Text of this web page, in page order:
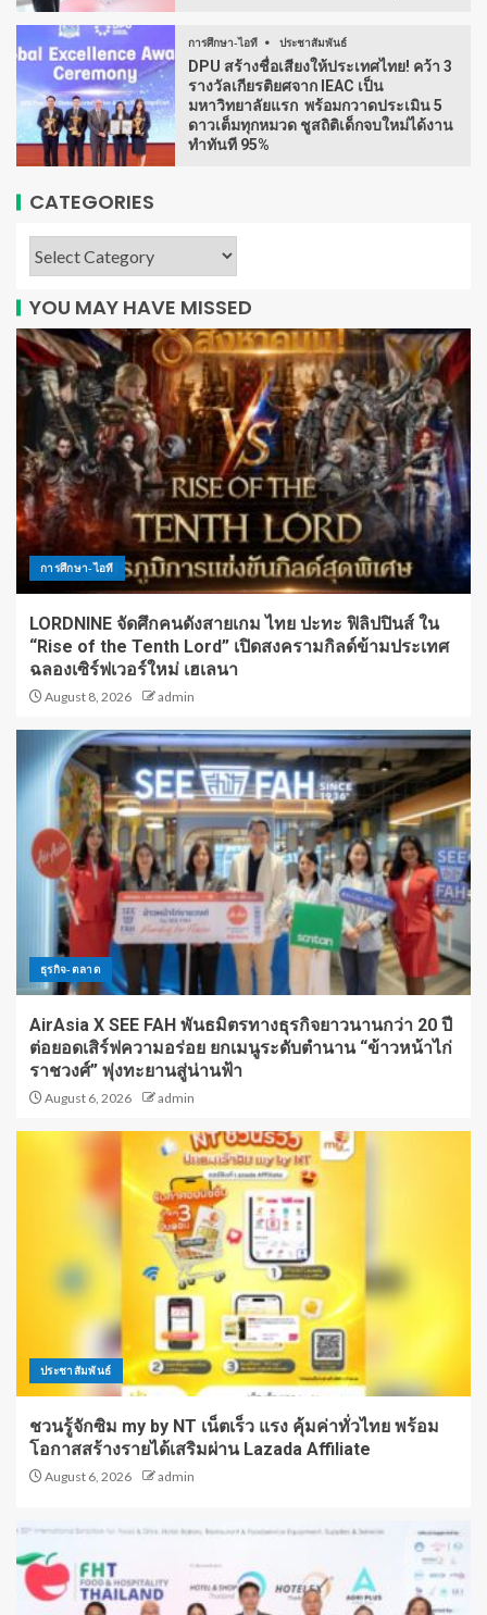
การศึกษา-ไอที ประชาสัมพันธ์
DPU สร้างชื่อเสียงให้ประเทศไทย! คว้า 3
รางวัลเกียรติยศจาก IEAC เป็น
มหาวิทยาลัยแรก พร้อมกวาดประเมิน 5
ดาวเต็มทุกหมวด ชูสถิติเด็กจบใหม่ได้งาน
ทำทันที 95%
CATEGORIES
YOU MAY HAVE MISSED
การศึกษา-ไอที
LORDNINE จัดศึกคนดังสายเกม ไทย ปะทะ ฟิลิปปินส์ ใน
“Rise of the Tenth Lord” เปิดสงครามกิลด์ข้ามประเทศ
ฉลองเซิร์ฟเวอร์ใหม่ เฮเลนา
August 8, 2026 admin
ธุรกิจ-ตลาด
AirAsia X SEE FAH พันธมิตรทางธุรกิจยาวนานกว่า 20 ปี
ต่อยอดเสิร์ฟความอร่อย ยกเมนูระดับตำนาน “ข้าวหน้าไก่
ราชวงศ์” พุ่งทะยานสู่น่านฟ้า
August 6, 2026 admin
ประชาสัมพันธ์
ชวนรู้จักซิม my by NT เน็ตเร็ว แรง คุ้มค่าทั่วไทย พร้อม
โอกาสสร้างรายได้เสริมผ่าน Lazada Affiliate
August 6, 2026 admin